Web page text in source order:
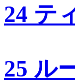
24 テ
25 ル